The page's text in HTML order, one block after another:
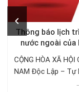
Thông báo lịch
nước ngoài của
Công ty Thám tử
CỘNG HÒA XÃ HỘI
NAM Độc Lập – Tự